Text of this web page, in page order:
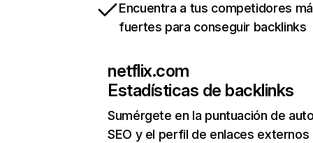
Encuentra a tus competidores
fuertes para conseguir backlinks
netflix.com
Estadísticas de backlinks
Sumérgete en la puntuación de
SEO y el perfil de enlaces externos